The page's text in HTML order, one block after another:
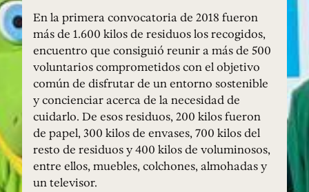
En la primera convocatoria de 2018 fueron
más de 1.600 kilos de residuos los recogidos,
encuentro que consiguió reunir a más de 500
voluntarios comprometidos con el objetivo
común de disfrutar de un entorno sostenible
y concienciar acerca de la necesidad de
cuidarlo. De esos residuos, 200 kilos fueron
de papel, 300 kilos de envases, 700 kilos del
resto de residuos y 400 kilos de voluminosos,
entre ellos, muebles, colchones, almohadas y
un televisor.